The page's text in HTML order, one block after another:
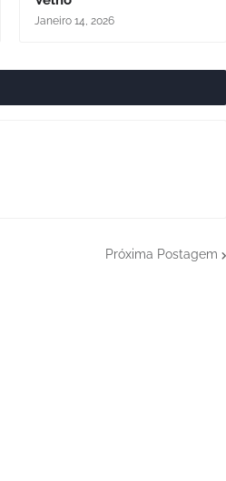
Janeiro 14, 2026
Próxima Postagem